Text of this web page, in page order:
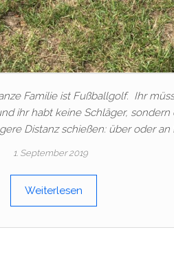
Familie ist Fußballgolf. Ihr
ihr habt keine Schläger, sondern
Distanz schießen: über oder an
1. September 2019
Weiterlesen